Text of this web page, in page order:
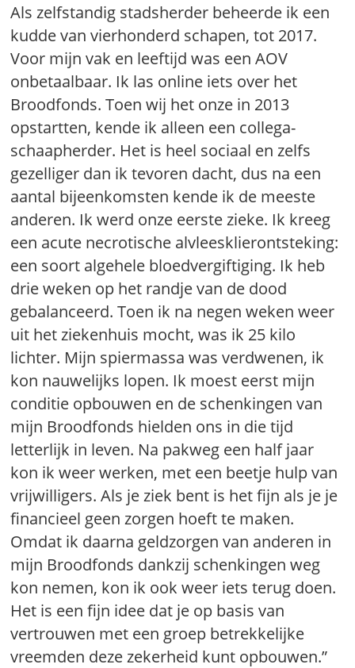
Als zelfstandig stadsherder beheerde ik een
kudde van vierhonderd schapen, tot 2017.
Voor mijn vak en leeftijd was een AOV
onbetaalbaar. Ik las online iets over het
Broodfonds. Toen wij het onze in 2013
opstartten, kende ik alleen een collega-
schaapherder. Het is heel sociaal en zelfs
gezelliger dan ik tevoren dacht, dus na een
aantal bijeenkomsten kende ik de meeste
anderen. Ik werd onze eerste zieke. Ik kreeg
een acute necrotische alvleesklierontsteking:
een soort algehele bloedvergiftiging. Ik heb
drie weken op het randje van de dood
gebalanceerd. Toen ik na negen weken weer
uit het ziekenhuis mocht, was ik 25 kilo
lichter. Mijn spiermassa was verdwenen, ik
kon nauwelijks lopen. Ik moest eerst mijn
conditie opbouwen en de schenkingen van
mijn Broodfonds hielden ons in die tijd
letterlijk in leven. Na pakweg een half jaar
kon ik weer werken, met een beetje hulp van
vrijwilligers. Als je ziek bent is het fijn als je je
financieel geen zorgen hoeft te maken.
Omdat ik daarna geldzorgen van anderen in
mijn Broodfonds dankzij schenkingen weg
kon nemen, kon ik ook weer iets terug doen.
Het is een fijn idee dat je op basis van
vertrouwen met een groep betrekkelijke
vreemden deze zekerheid kunt opbouwen.”